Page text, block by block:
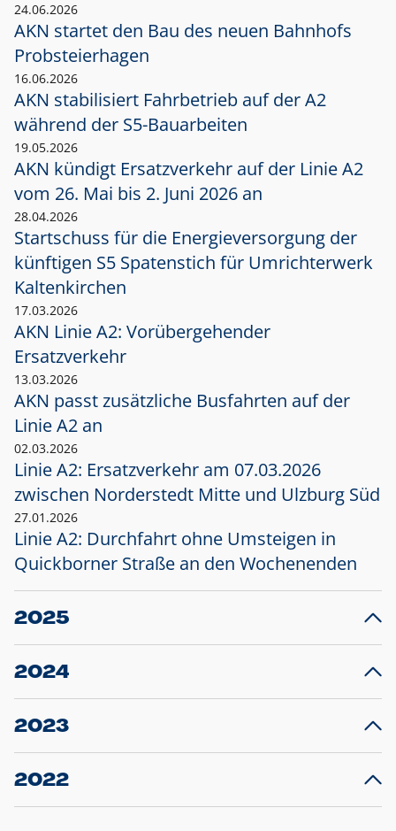
24.06.2026
AKN startet den Bau des neuen Bahnhofs
Probsteierhagen
16.06.2026
AKN stabilisiert Fahrbetrieb auf der A2
während der S5-Bauarbeiten
19.05.2026
AKN kündigt Ersatzverkehr auf der Linie A2
vom 26. Mai bis 2. Juni 2026 an
28.04.2026
Startschuss für die Energieversorgung der
künftigen S5 Spatenstich für Umrichterwerk
Kaltenkirchen
17.03.2026
AKN Linie A2: Vorübergehender
Ersatzverkehr
13.03.2026
AKN passt zusätzliche Busfahrten auf der
Linie A2 an
02.03.2026
Linie A2: Ersatzverkehr am 07.03.2026
zwischen Norderstedt Mitte und Ulzburg Süd
27.01.2026
Linie A2: Durchfahrt ohne Umsteigen in
Quickborner Straße an den Wochenenden
2025
23.12.2025
Projekt S5: Start der Bauarbeiten am
2024
10.12.2024
Großprojekt S5: Sperrung der Bahnstraße in
2023
20.12.2023
Schleswig-Holstein verlängert den
2022
22.12.2022